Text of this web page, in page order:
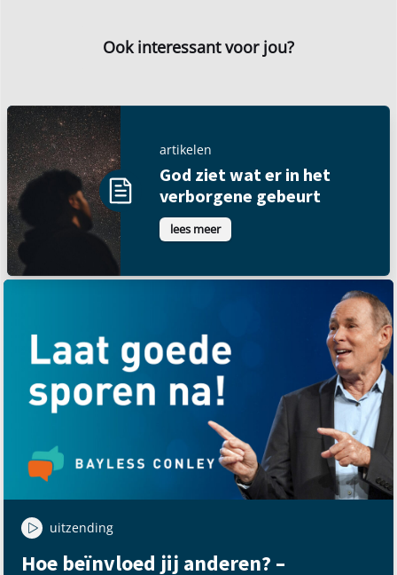
Ook interessant voor jou?
artikelen
God ziet wat er in het
verborgene gebeurt
lees meer
uitzending
Hoe beïnvloed jij anderen? –